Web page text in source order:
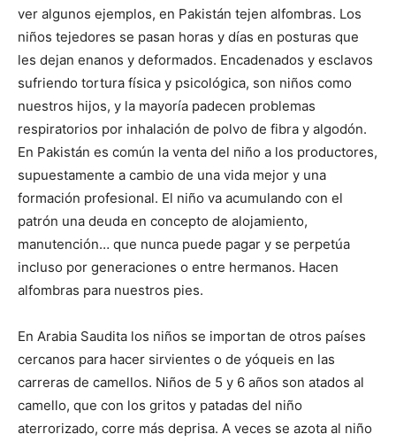
ver algunos ejemplos, en Pakistán tejen alfombras. Los
niños tejedores se pasan horas y días en posturas que
les dejan enanos y deformados. Encadenados y esclavos
sufriendo tortura física y psicológica, son niños como
nuestros hijos, y la mayoría padecen problemas
respiratorios por inhalación de polvo de fibra y algodón.
En Pakistán es común la venta del niño a los productores,
supuestamente a cambio de una vida mejor y una
formación profesional. El niño va acumulando con el
patrón una deuda en concepto de alojamiento,
manutención… que nunca puede pagar y se perpetúa
incluso por generaciones o entre hermanos. Hacen
alfombras para nuestros pies.
En Arabia Saudita los niños se importan de otros países
cercanos para hacer sirvientes o de yóqueis en las
carreras de camellos. Niños de 5 y 6 años son atados al
camello, que con los gritos y patadas del niño
aterrorizado, corre más deprisa. A veces se azota al niño